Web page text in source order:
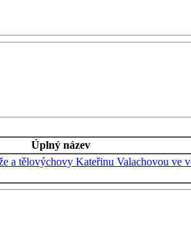
Úplný název
a tělovýchovy Kateřinu Valachovou